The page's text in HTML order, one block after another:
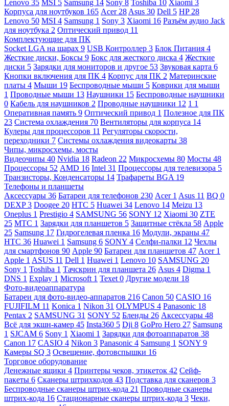
Lenovo 35 MSI 5 Samsung 14 Sony 8 Toshiba 10 Xiaomi 3
Корпуса для ноутбуков 165 Acer 28 Asus 30 Dell 5 HP 28
Lenovo 50 MSI 4 Samsung 1 Sony 3 Xiaomi 16 Разъём аудио Jack
для ноутбука 2 Оптический привод 11
Комплектующие для ПК
Socket LGA на шарах 9 USB Контроллер 3 Блок Питания 4
Жесткие диски, Боксы 9 Бокс для жесткого диска 4 Жесткие
диски 5 Зарядки для мониторов и другое 53 Звуковая карта 6
Кнопки включения для ПК 4 Корпус для ПК 2 Материнские
платы 4 Мыши 19 Беспроводные мыши 5 Коврики для мыши
1 Проводные мыши 13 Наушники 15 Беспроводные наушники
0 Кабель для наушников 2 Проводные наушники 12 1 1
Оперативная память 9 Оптический привод 1 Полезное для ПК
23 Система охлаждения 70 Вентиляторы для корпуса 14
Кулеры для процессоров 11 Регуляторы скорости,
переходники 7 Системы охлаждения видеокарты 38
Чипы, микросхемы, мосты
Видеочипы 40 Nvidia 18 Radeon 22 Микросхемы 80 Мосты 48
Процессоры 52 AMD 16 Intel 31 Процессоры для телевизора 5
Транзисторы, Конденсаторы 14 Трафареты BGA 19
Телефоны и планшеты
Аксессуары 36 Батареи для телефонов 230 Acer 1 Asus 11 BQ 0
DEXP3 Doogee 20 HTC 5 Huawei 34 Lenovo 14 Meizu 13
Oneplus 1 Prestigio 4 SAMSUNG 56 SONY 12 Xiaomi 30 ZTE
25 МТС 1 Зарядки для планшетов 5 Защитные стёкла 58 Apple
25 Samsung 17 Гидрогелевая пленка 16 Модули, экраны 47
HTC 36 Huawei 1 Samsung 6 SONY 4 Селфи-палки 12 Чехлы
для смартфонов 90 Apple 90 Батареи для планшетов 47 Acer 1
Apple 1 ASUS 11 Dell 1 Huawei 1 Lenovo 10 SAMSUNG 20
Sony 1 Toshiba 1 Тачскрин для планшета 26 Asus 4 Digma 1
DNS 1 Explay 1 Microsoft 1 Texet 0 Другие модели 18
Фото-видеоаппаратура
Батареи для фото-видео-аппаратов 216 Canon 50 CASIO 16
FUJIFILM 11 Konica 1 Nikon 31 OLYMPUS 4 Panasonic 18
Pentax 2 SAMSUNG 31 SONY 52 Бленды 26 Аксессуары 48
Всё для экшн-камер 45 Insta360 5 Dji 8 GoPro Hero 27 Samsung
1 SJCAM 6 Sony 1 Xiaomi 1 Зарядки для фотоаппаратов 38
Canon 17 CASIO 4 Nikon 3 Panasonic 4 Samsung 1 SONY 9
Камеры SQ 3 Освещение, фотовспышки 16
Торговое оборудование
Денежные ящики 4 Принтеры чеков, этикеток 42 Сейф-
пакеты 6 Сканеры штрихкодов 43 Подставка для сканеров 3
Беспроводные сканеры штрих-кода 21 Проводные сканеры
штрих-кода 16 Стационарные сканеры штрих-кода 3 Чеки,